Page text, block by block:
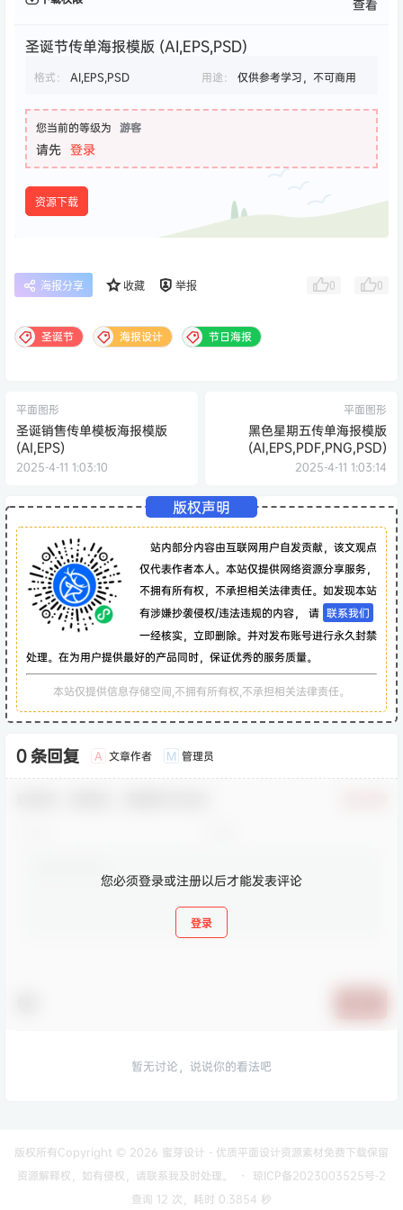
查看
圣诞节传单海报模版 (AI,EPS,PSD)
格式： AI,EPS,PSD 用途： 仅供参考学习，不可商用
您当前的等级为 游客
请先 登录
资源下载
海报分享 收藏 举报 0 0
圣诞节 海报设计 节日海报
平面图形
圣诞销售传单模板海报模版
(AI,EPS)
2025-4-11 1:03:10
平面图形
黑色星期五传单海报模版
(AI,EPS,PDF,PNG,PSD)
2025-4-11 1:03:14
版权声明
站内部分内容由互联网用户自发贡献，该文观点
仅代表作者本人。本站仅提供网络资源分享服务，
不拥有所有权，不承担相关法律责任。如发现本站
有涉嫌抄袭侵权/违法违规的内容， 请 联系我们
一经核实，立即删除。并对发布账号进行永久封禁
处理。在为用户提供最好的产品同时，保证优秀的服务质量。
本站仅提供信息存储空间,不拥有所有权,不承担相关法律责任。
0 条回复 A 文章作者 M 管理员
您必须登录或注册以后才能发表评论
登录
暂无讨论，说说你的看法吧
版权所有Copyright © 2026 蜜芽设计 - 优质平面设计资源素材免费下载保留
资源解释权，如有侵权，请联系我及时处理。
・
琼ICP备2023003525号-2
查询 12 次，耗时 0.3854 秒